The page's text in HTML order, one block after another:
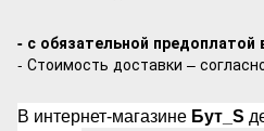
- с обязательной предоплатой
- Стоимость доставки –
В интернет-магазине Бут_S